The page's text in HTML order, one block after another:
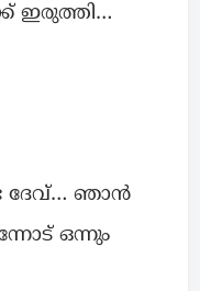
ഇരുത്തി…
ദേവ്… ഞാൻ
ഒന്നും